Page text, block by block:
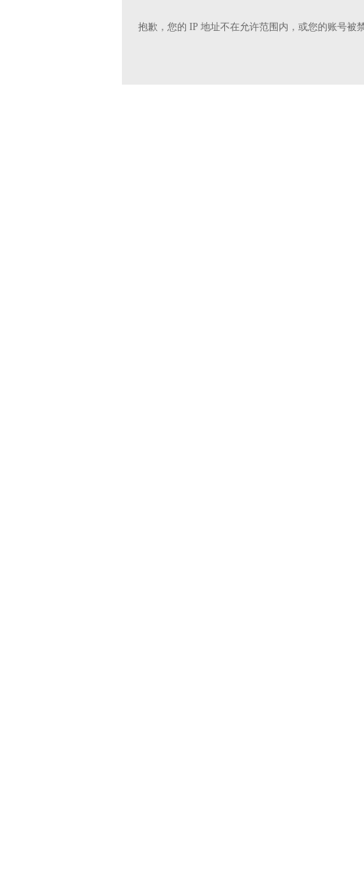
抱歉，您的 IP 地址不在允许范围内，或您的账号被